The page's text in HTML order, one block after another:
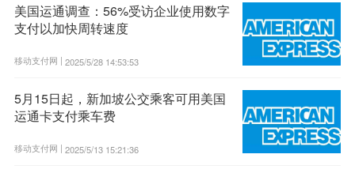
美国运通调查：56%受访企业使用数字
支付以加快周转速度
移动支付网 | 2025/5/28 14:53:53
5月15日起，新加坡公交乘客可用美国
运通卡支付乘车费
移动支付网 | 2025/5/13 15:21:36